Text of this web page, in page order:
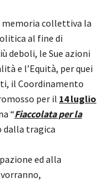
collettiva la
al fine di
deboli, le Sue azioni
e l’Equità, per quei
il Coordinamento
per il 14 luglio
“Fiaccolata per la
dalla tragica
ed alla